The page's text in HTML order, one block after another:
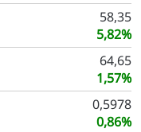
58,35
5,82%
64,65
1,57%
0,5978
0,86%